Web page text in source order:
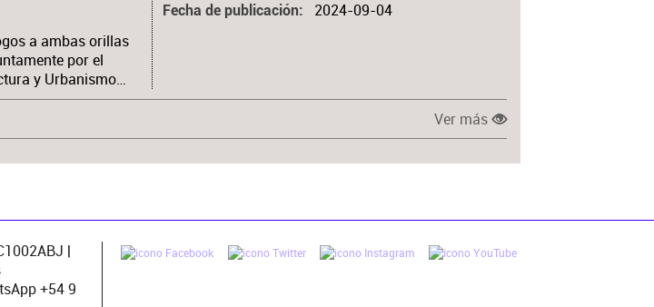
a ambas orillas
por el
y Urbanismo…
Fecha de publicación 2024-09-04
Ver más
|
+54 9